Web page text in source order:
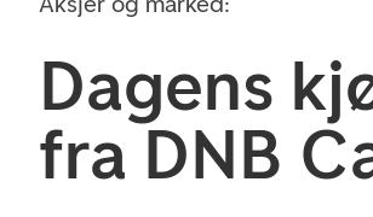
Dagens
fra DNB